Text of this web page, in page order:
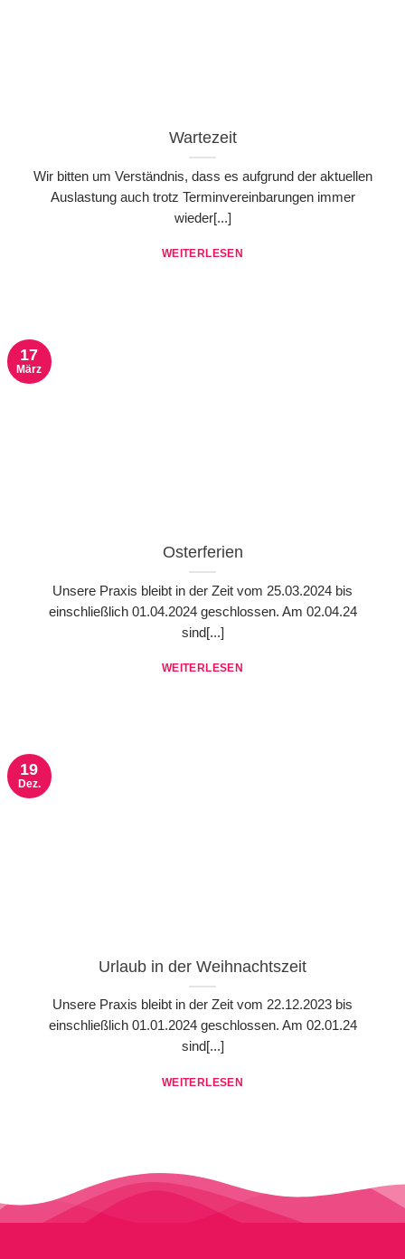
Wartezeit
Wir bitten um Verständnis, dass es aufgrund der aktuellen
Auslastung auch trotz Terminvereinbarungen immer
wieder[...]
WEITERLESEN
Osterferien
Unsere Praxis bleibt in der Zeit vom 25.03.2024 bis
einschließlich 01.04.2024 geschlossen. Am 02.04.24
sind[...]
WEITERLESEN
17
März
Urlaub in der Weihnachtszeit
Unsere Praxis bleibt in der Zeit vom 22.12.2023 bis
einschließlich 01.01.2024 geschlossen. Am 02.01.24
sind[...]
WEITERLESEN
19
Dez.